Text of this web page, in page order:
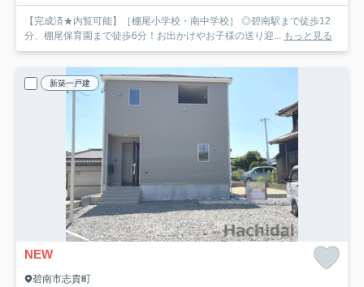
【完成済★内覧可能】［棚尾小学校・南中学校］ ◎碧南駅まで徒歩12
分、棚尾保育園まで徒歩6分！お出かけやお子様の送り迎... もっと見る
新築一戸建
NEW
碧南市志貴町